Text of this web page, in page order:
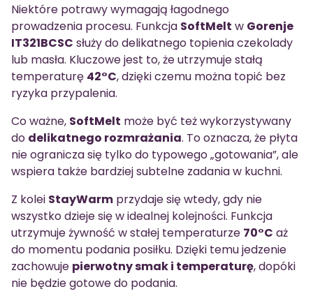
Niektóre potrawy wymagają łagodnego
prowadzenia procesu. Funkcja SoftMelt w Gorenje
IT321BCSC służy do delikatnego topienia czekolady
lub masła. Kluczowe jest to, że utrzymuje stałą
temperaturę 42°C, dzięki czemu można topić bez
ryzyka przypalenia.
Co ważne, SoftMelt może być też wykorzystywany
do delikatnego rozmrażania. To oznacza, że płyta
nie ogranicza się tylko do typowego „gotowania”, ale
wspiera także bardziej subtelne zadania w kuchni.
Z kolei StayWarm przydaje się wtedy, gdy nie
wszystko dzieje się w idealnej kolejności. Funkcja
utrzymuje żywność w stałej temperaturze 70°C aż
do momentu podania posiłku. Dzięki temu jedzenie
zachowuje pierwotny smak i temperaturę, dopóki
nie będzie gotowe do podania.